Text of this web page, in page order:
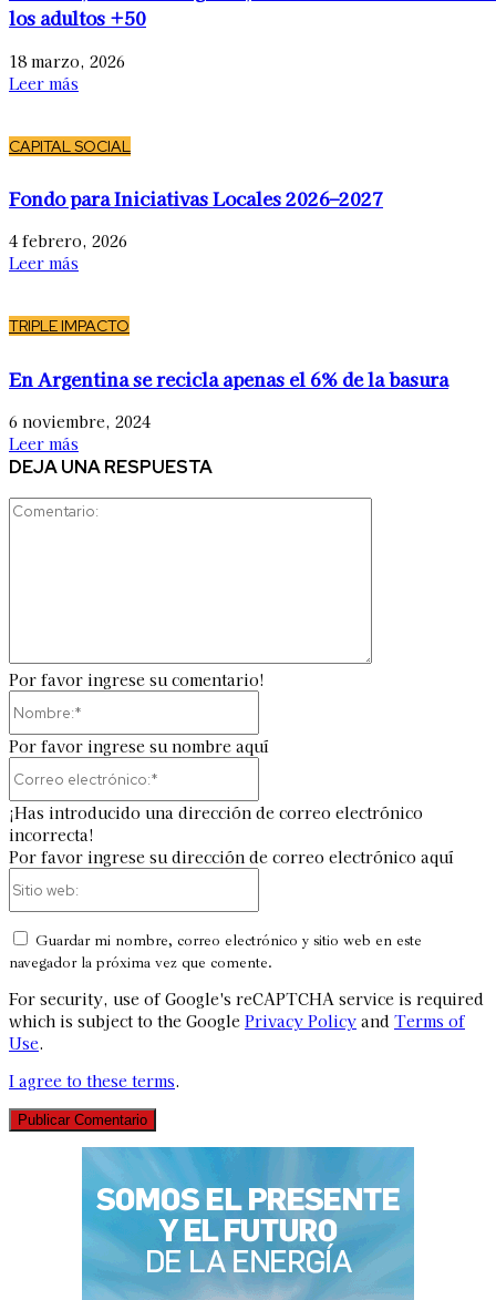
los adultos +50
18 marzo, 2026
Leer más
CAPITAL SOCIAL
Fondo para Iniciativas Locales 2026–2027
4 febrero, 2026
Leer más
TRIPLE IMPACTO
En Argentina se recicla apenas el 6% de la basura
6 noviembre, 2024
Leer más
DEJA UNA RESPUESTA
Por favor ingrese su comentario!
Por favor ingrese su nombre aquí
¡Has introducido una dirección de correo electrónico
incorrecta!
Por favor ingrese su dirección de correo electrónico aquí
Guardar mi nombre, correo electrónico y sitio web en este
navegador la próxima vez que comente.
For security, use of Google's reCAPTCHA service is required
which is subject to the Google Privacy Policy and Terms of
Use.
I agree to these terms.